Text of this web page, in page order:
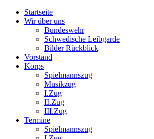
Startseite
Wir über uns
Bundeswehr
Schwedische Leibgarde
Bilder Rückblick
Vorstand
Korps
Spielmannszug
Musikzug
I.Zug
II.Zug
III.Zug
Termine
Spielmannszug